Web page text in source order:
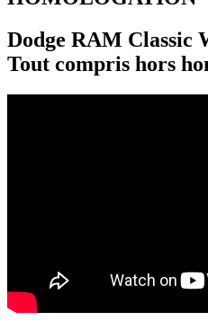
Dodge RAM Classic
Tout compris hors